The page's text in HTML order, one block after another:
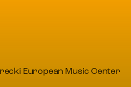
European Music Center